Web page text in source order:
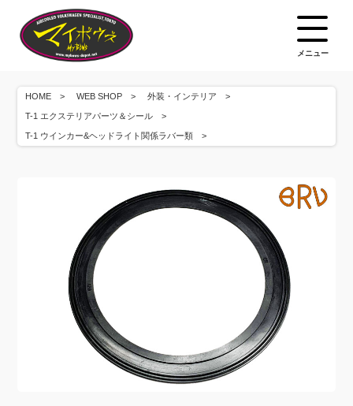
メニュー
HOME WEB SHOP 外装・インテリア
T-1 エクステリアパーツ＆シール
T-1 ウインカー&ヘッドライト関係ラバー類